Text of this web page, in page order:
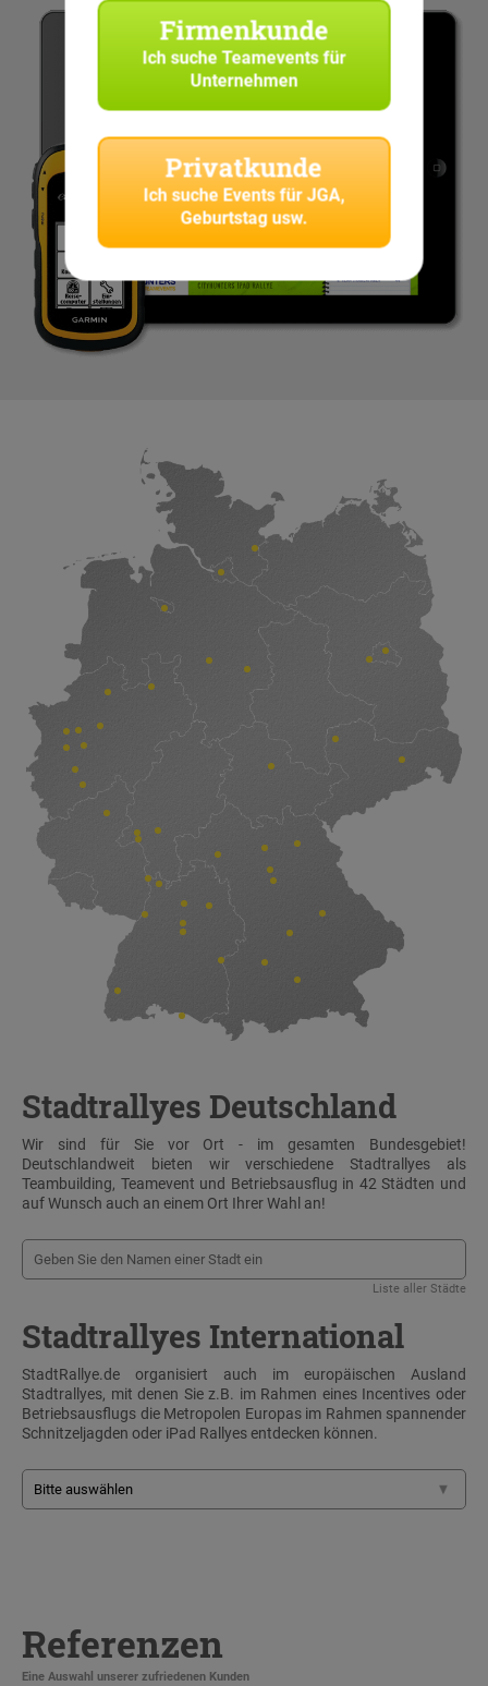
Stadtrallyes Deutschland
Wir sind für Sie vor Ort - im gesamten Bundesgebiet!
Deutschlandweit bieten wir verschiedene Stadtrallyes als
Teambuilding, Teamevent und Betriebsausflug in 42 Städten und
auf Wunsch auch an einem Ort Ihrer Wahl an!
Liste aller Städte
Stadtrallyes International
StadtRallye.de organisiert auch im europäischen Ausland
Stadtrallyes, mit denen Sie z.B. im Rahmen eines Incentives oder
Betriebsausflugs die Metropolen Europas im Rahmen spannender
Schnitzeljagden oder iPad Rallyes entdecken können.
Referenzen
Eine Auswahl unserer zufriedenen Kunden
Firmenkunde
Ich sucheTeamevents für
Unternehmen
Privatkunde
Ich suche Events für JGA,
Geburtstag usw.